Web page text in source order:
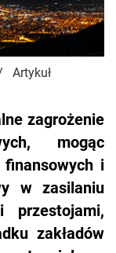
Artykuł
zagrożenie
mogąc
i
w zasilaniu
przestojami,
zakładów